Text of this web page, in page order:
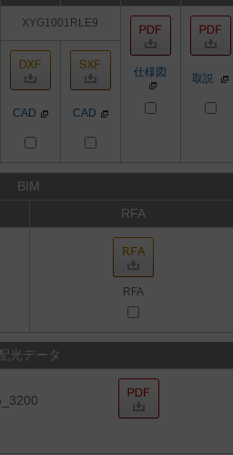
XYG1001RLE9
仕様図 取説
CAD CAD
BIM
RFA
RFA
光データ